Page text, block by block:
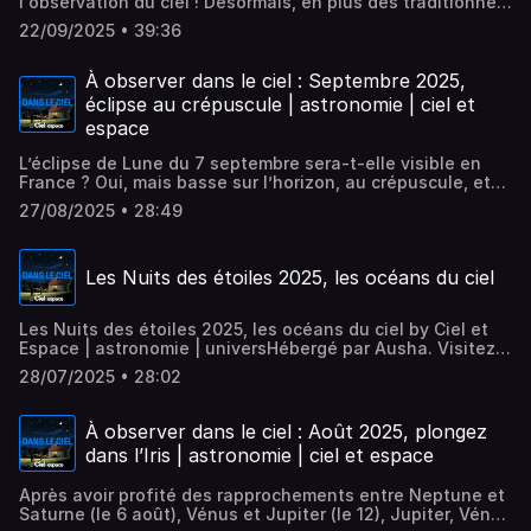
ausha.co/politique-de-confidentialite pour plus
d'informations.
conseils d'observation (Cérès, Vénus, Jupiter, la Lune et
les étoiles filantes Orionides sont à l'honneur ce mois-ci),
d'astronomie quelque part en France. Qui est au bout du
fil ?Les éphémérides radio de Ciel & Espace sont
présentées par David Fossé et réalisées par Nicolas
Franco.Hébergé par Ausha. Visitez ausha.co/politique-de-
confidentialite pour plus d'informations.
22/09/2025 • 39:36
À observer dans le ciel : Septembre 2025,
éclipse au crépuscule | astronomie | ciel et
espace
L’éclipse de Lune du 7 septembre sera-t-elle visible en
France ? Oui, mais basse sur l’horizon, au crépuscule, et
seulement la fin ! Préparez-vous tout de même pour ce
phénomène qui aura lieu au crépuscule, surtout si vous
de ce mois de septembre : la Lune surplombe Saturne le 9,
s’approche de Jupiter le 16, occulte Vénus le 19 (en plein
jour!). Enfin, Saturne est à l’opposition le 21. Les
David Fossé et réalisées par Nicolas Franco.Hébergé par
Ausha. Visitez ausha.co/politique-de-confidentialite pour
plus d'informations.
27/08/2025 • 28:49
Les Nuits des étoiles 2025, les océans du ciel
Les Nuits des étoiles 2025, les océans du ciel by Ciel et
Espace | astronomie | universHébergé par Ausha. Visitez
ausha.co/politique-de-confidentialite pour plus
d'informations.
28/07/2025 • 28:02
À observer dans le ciel : Août 2025, plongez
dans l’Iris | astronomie | ciel et espace
Après avoir profité des rapprochements entre Neptune et
Saturne (le 6 août), Vénus et Jupiter (le 12), Jupiter, Vénus